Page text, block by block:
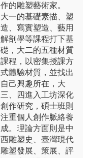
作的雕塑藝術家。
大一的基礎素描、塑
造、寫實塑造、藝用
解剖學等課程打下基
礎，大二的五種材質
課程，以密集授課方
式體驗材質，並找出
自己興趣所在，大
三、四進入工坊深化
創作研究，碩士班則
注重個人創作脈絡養
成。理論方面則是中
西雕塑史、臺灣現代
雕塑發展、策展、評